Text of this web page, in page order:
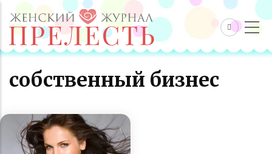
собственный бизнес